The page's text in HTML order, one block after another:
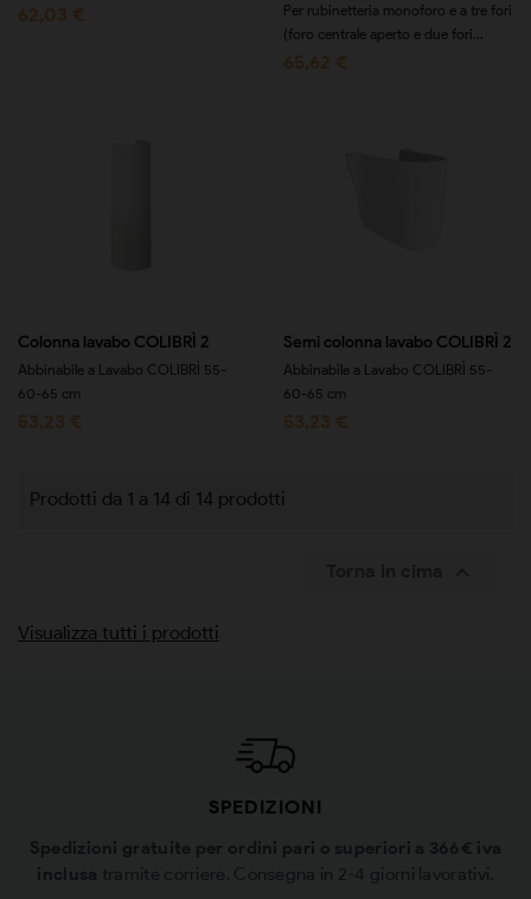
62,03 €
Per rubinetteria monoforo e a tre fori
(foro centrale aperto e due fori...
65,62 €
Colonna lavabo COLIBRÌ 2
Abbinabile a Lavabo COLIBRÌ 55-
60-65 cm
53,23 €
Semi colonna lavabo COLIBRÌ 2
Abbinabile a Lavabo COLIBRÌ 55-
60-65 cm
53,23 €
Prodotti da 1 a 14 di 14 prodotti
Visualizza tutti i prodotti
SPEDIZIONI
Spedizioni gratuite per ordini pari o superiori a 366€ iva
inclusa tramite corriere. Consegna in 2-4 giorni lavorativi.